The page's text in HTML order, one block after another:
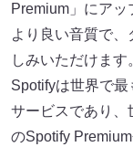
Premium」にアッ
より良い音質で
しみいただけます
Spotifyは世界で
サービスであり、
のSpotify